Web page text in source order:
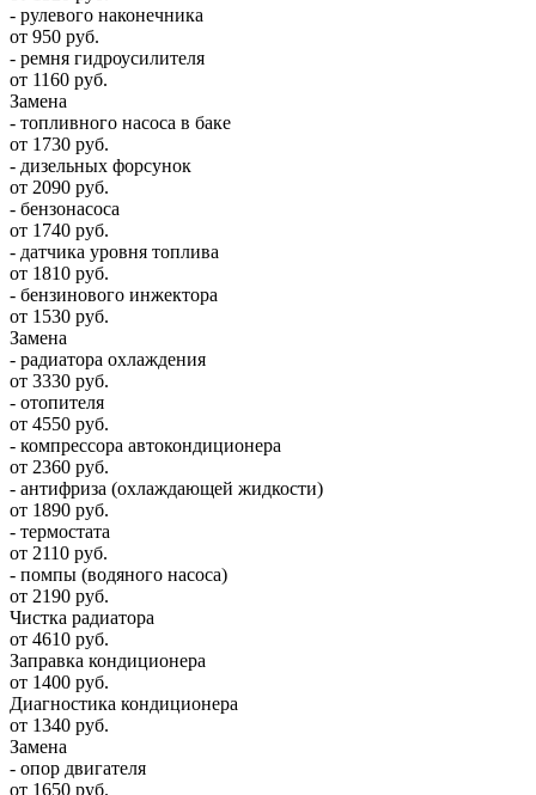
- рулевого наконечника
от 950 руб.
- ремня гидроусилителя
от 1160 руб.
Замена
- топливного насоса в баке
от 1730 руб.
- дизельных форсунок
от 2090 руб.
- бензонасоса
от 1740 руб.
- датчика уровня топлива
от 1810 руб.
- бензинового инжектора
от 1530 руб.
Замена
- радиатора охлаждения
от 3330 руб.
- отопителя
от 4550 руб.
- компрессора автокондиционера
от 2360 руб.
- антифриза (охлаждающей жидкости)
от 1890 руб.
- термостата
от 2110 руб.
- помпы (водяного насоса)
от 2190 руб.
Чистка радиатора
от 4610 руб.
Заправка кондиционера
от 1400 руб.
Диагностика кондиционера
от 1340 руб.
Замена
- опор двигателя
от 1650 руб.